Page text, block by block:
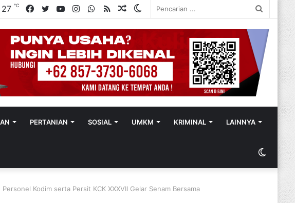
Switch
Random
RSS
WhatsApp
Instagram
YouTube
Twitter
Facebook
27℃
PERTANIAN SOSIAL UMKM KRIMINAL LAINNYA
Switch
skin
Kodim serta Persit KCK XXXVII Gelar Senam Bersama